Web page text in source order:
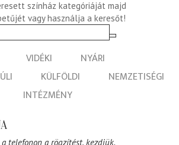
színház kategóriáját majd
vagy használja a keresőt!
VIDÉKI
NYÁRI
KÜLFÖLDI
NEMZETISÉGI
INTÉZMÉNY
telefonon a rögzítést, kezdjük.